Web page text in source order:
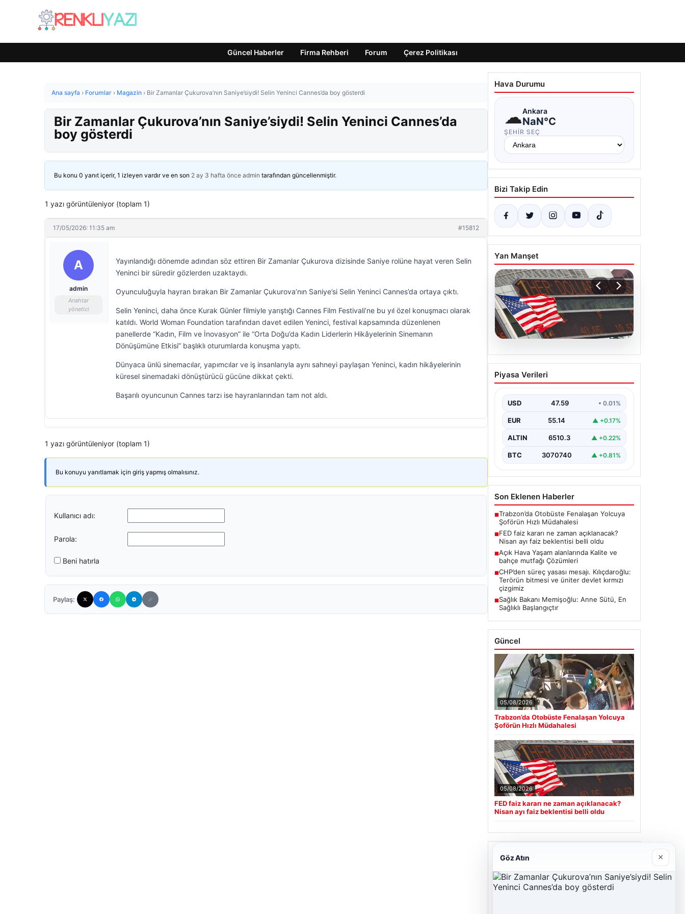
Güncel Haberler Firma Rehberi Forum Çerez Politikası
Ana sayfa › Forumlar › Magazin › Bir Zamanlar Çukurova’nın Saniye’siydi! Selin Yeninci Cannes’da boy gösterdi
Bir Zamanlar Çukurova’nın Saniye’siydi! Selin Yeninci Cannes’da
boy gösterdi
Bu konu 0 yanıt içerir, 1 izleyen vardır ve en son 2 ay 3 hafta önce admin tarafından güncellenmiştir.
1 yazı görüntüleniyor (toplam 1)
17/05/2026: 11:35 am #15812
A
admin
Anahtar
yönetici
Yayınlandığı dönemde adından söz ettiren Bir Zamanlar Çukurova dizisinde Saniye rolüne hayat veren Selin
Yeninci bir süredir gözlerden uzaktaydı.
Oyunculuğuyla hayran bırakan Bir Zamanlar Çukurova’nın Saniye’si Selin Yeninci Cannes’da ortaya çıktı.
Selin Yeninci, daha önce Kurak Günler filmiyle yarıştığı Cannes Film Festivali’ne bu yıl özel konuşmacı olarak
katıldı. World Woman Foundation tarafından davet edilen Yeninci, festival kapsamında düzenlenen
panellerde “Kadın, Film ve İnovasyon” ile “Orta Doğu’da Kadın Liderlerin Hikâyelerinin Sinemanın
Dönüşümüne Etkisi” başlıklı oturumlarda konuşma yaptı.
Dünyaca ünlü sinemacılar, yapımcılar ve iş insanlarıyla aynı sahneyi paylaşan Yeninci, kadın hikâyelerinin
küresel sinemadaki dönüştürücü gücüne dikkat çekti.
Başarılı oyuncunun Cannes tarzı ise hayranlarından tam not aldı.
1 yazı görüntüleniyor (toplam 1)
Bu konuyu yanıtlamak için giriş yapmış olmalısınız.
Kullanıcı adı:
Parola:
Beni hatırla
Paylaş:
Hava Durumu
☁Ankara
NaN°C
ŞEHIR SEÇ
Bizi Takip Edin
Yan Manşet
05.08.2026
FED faiz kararı ne zaman
açıklanacak? Nisan ayı
Piyasa Verileri
USD 47.59 • 0.01%
EUR 55.14 ▲ +0.17%
ALTIN 6510.3 ▲ +0.22%
BTC 3070740 ▲ +0.81%
Son Eklenen Haberler
■Trabzon’da Otobüste Fenalaşan Yolcuya
Şoförün Hızlı Müdahalesi
■FED faiz kararı ne zaman açıklanacak?
Nisan ayı faiz beklentisi belli oldu
■Açık Hava Yaşam alanlarında Kalite ve
bahçe mutfağı Çözümleri
■CHP’den süreç yasası mesajı. Kılıçdaroğlu:
Terörün bitmesi ve üniter devlet kırmızı
çizgimiz
■Sağlık Bakanı Memişoğlu: Anne Sütü, En
Sağlıklı Başlangıçtır
Güncel
05/08/2026
Trabzon’da Otobüste Fenalaşan Yolcuya
Şoförün Hızlı Müdahalesi
05/08/2026
FED faiz kararı ne zaman açıklanacak?
Nisan ayı faiz beklentisi belli oldu
Son Eklenen Firmalar
Cengiz Sigorta
23/06/2026
Göz Atın ×